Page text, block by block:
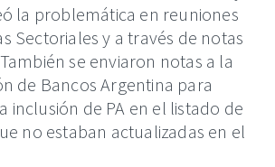
la problemática en reuniones
Sectoriales y a través de notas
se enviaron notas a la
de Bancos Argentina para
inclusión de PA en el listado de
no estaban actualizadas en el